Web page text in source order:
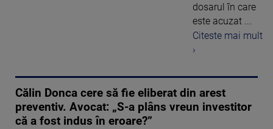
dosarul în care
este acuzat ...
Citeste mai mult
›
Călin Donca cere să fie eliberat din arest
preventiv. Avocat: „S-a plâns vreun investitor
că a fost indus în eroare?”